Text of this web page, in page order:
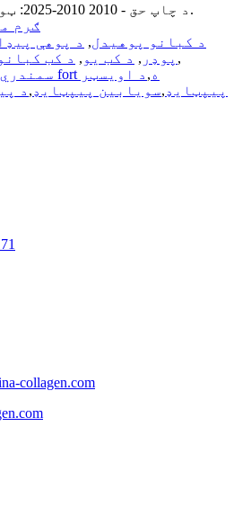
© د چاپ حق - 2010 2010-2025: ټول حقونه خوندي دي.
ګرم
د کبانو پوهیدل, د پوهې
پوډر , د کب یو , د کب
,
د سمندر ککړ ب fort ه , د اویسټر
پیپټایډ ,سویابین پیپټایډ , د
collagen.com